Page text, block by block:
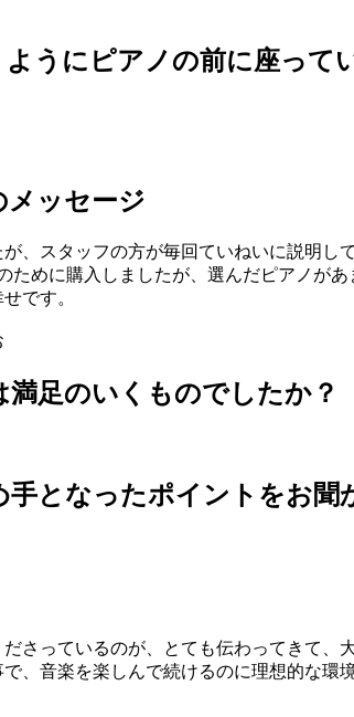
うにピアノの前に座って
メッセージ
、スタッフの方が毎回ていねいに説明し
ために購入しましたが、選んだピアノが
です。
足のいくものでしたか？
手となったポイントをお聞
さっているのが、とても伝わってきて
、音楽を楽しんで続けるのに理想的な環